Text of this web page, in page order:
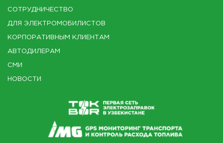
СОТРУДНИЧЕСТВО
ДЛЯ ЭЛЕКТРОМОБИЛИСТОВ
КОРПОРАТИВНЫМ КЛИЕНТАМ
АВТОДИЛЕРАМ
СМИ
НОВОСТИ